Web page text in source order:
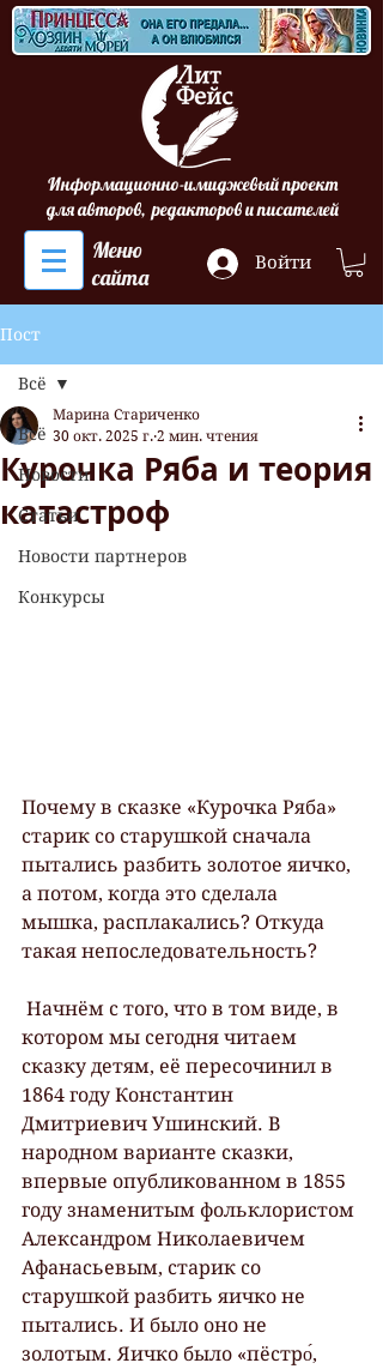
Информационно-имиджевый проект
для авторов, редакторов и писателей
Меню
сайта
Войти
Пост
Всё
Новости
Статьи
Новости партнеров
Конкурсы
Всё
Курочка Ряба и теория
катастроф
Марина Стариченко
30 окт. 2025 г. 2 мин. чтения
Почему в сказке «Курочка Ряба»
старик со старушкой сначала
пытались разбить золотое яичко,
а потом, когда это сделала
мышка, расплакались? Откуда
такая непоследовательность?
котором мы сегодня читаем
сказку детям, её пересочинил в
1864 году Константин
Дмитриевич Ушинский. В
народном варианте сказки,
впервые опубликованном в 1855
году знаменитым фольклористом
Александром Николаевичем
Афанасьевым, старик со
старушкой разбить яичко не
пытались. И было оно не
золотым. Яичко было «пёстро́,